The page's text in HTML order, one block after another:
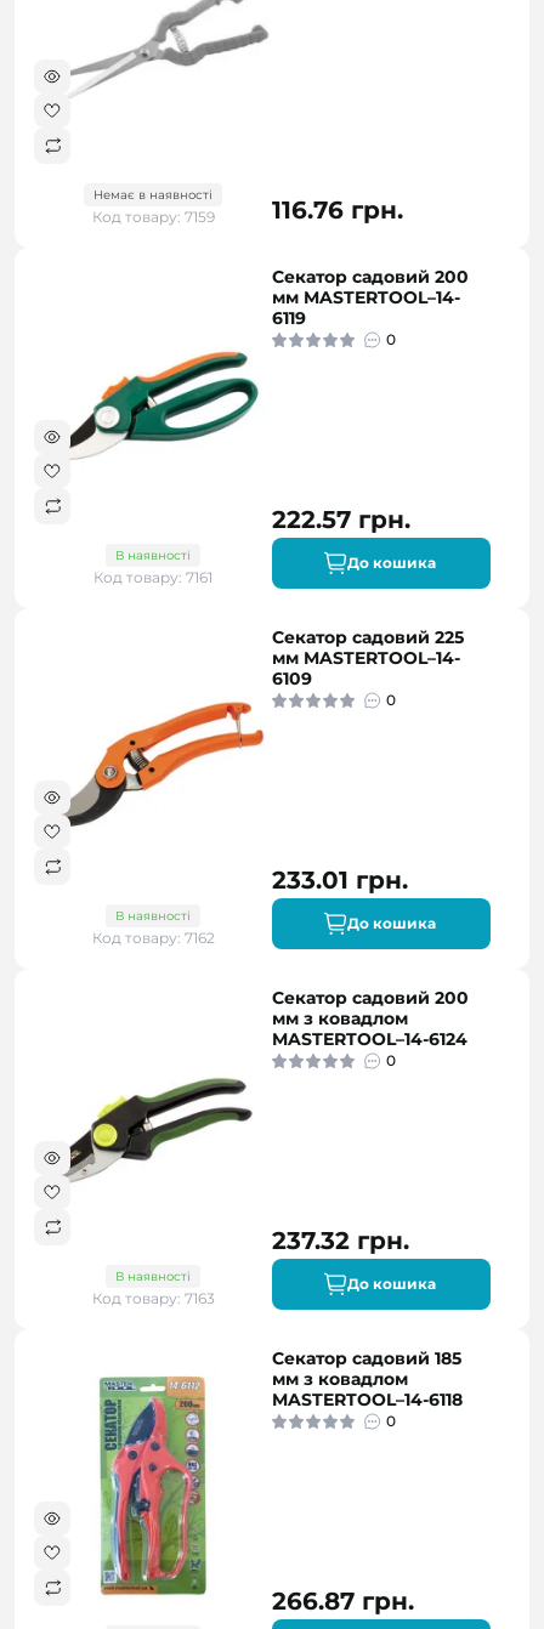
Немає в наявності
Код товару: 7159 116.76 грн.
В наявності
Код товару: 7161
Секатор садовий 200
мм MASTERTOOL–14-
6119
0
222.57 грн.
До кошика
В наявності
Код товару: 7162
Секатор садовий 225
мм MASTERTOOL–14-
6109
0
233.01 грн.
До кошика
В наявності
Код товару: 7163
Секатор садовий 200
мм з ковадлом
MASTERTOOL–14-6124
0
237.32 грн.
До кошика
Секатор садовий 185
мм з ковадлом
MASTERTOOL–14-6118
0
266.87 грн.